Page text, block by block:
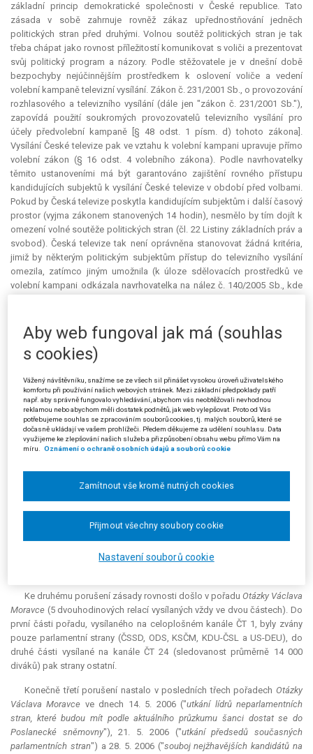
základní princip demokratické společnosti v České republice. Tato
zásada v sobě zahrnuje rovněž zákaz upřednostňování jedněch
politických stran před druhými. Volnou soutěž politických stran je tak
třeba chápat jako rovnost příležitostí komunikovat s voliči a prezentovat
svůj politický program a názory. Podle stěžovatele je v dnešní době
bezpochyby nejúčinnějším prostředkem k oslovení voliče a vedení
volební kampaně televizní vysílání. Zákon č. 231/2001 Sb., o provozování
rozhlasového a televizního vysílání (dále jen "zákon č. 231/2001 Sb."),
zapovídá použití soukromých provozovatelů televizního vysílání pro
účely předvolební kampaně [§ 48 odst. 1 písm. d) tohoto zákona].
Vysílání České televize pak ve vztahu k volební kampani upravuje přímo
volební zákon (§ 16 odst. 4 volebního zákona). Podle navrhovatelky
těmito ustanoveními má být garantováno zajištění rovného přístupu
kandidujících subjektů k vysílání České televize v období před volbami.
Pokud by Česká televize poskytla kandidujícím subjektům i další časový
prostor (vyjma zákonem stanovených 14 hodin), nesmělo by tím dojít k
omezení volné soutěže politických stran (čl. 22 Listiny základních práv a
svobod). Česká televize tak není oprávněna stanovovat žádná kritéria,
jimiž by některým politickým subjektům přístup do televizního vysílání
omezila, zatímco jiným umožnila (k úloze sdělovacích prostředků ve
volební kampani odkázala navrhovatelka na nález č. 140/2005 Sb., kde
pravidlo rovného přístupu).
Podle navrhovatelky Česká televize v rozporu s volebním zákonem
zvýhodnila některé kandidující subjekty (konkrétně ČSSD, ODS, KSČM a
KDU-ČSL) a toto porušení ovlivnilo výsledek voleb jako takových i
výsledek volby všech kandidátů. Česká televize sice doslova vyplnila §
16 odst. 4 volebního zákona (32 - 33 minut pro každou stranu), avšak
vedle toho poskytla - v rozporu se zásadou rovného přístupu - výše
uvedeným stranám další vysílací čas.
předvolební debaty (celkem 21 hodin; sledovanost až 496 000 diváků),
do kterého byli zváni pouze zástupci pěti politických stran. Česká
televize rozhodla, že přístup bude mít pouze pět subjektů s nejvyššími
mínění. Česká televize není orgánem státní správy, a není tedy nadána
pravomocí rozhodovat o právech a povinnostech jiných subjektů. Tímto
postupem došlo k nezákonnému zvýhodnění a růstu preferencí
Ke druhému porušení zásady rovnosti došlo v pořadu Otázky Václava
Moravce (5 dvouhodinových relací vysílaných vždy ve dvou částech). Do
první části pořadu, vysílaného na celoplošném kanále ČT 1, byly zvány
pouze parlamentní strany (ČSSD, ODS, KSČM, KDU-ČSL a US-DEU), do
druhé části vysílané na kanále ČT 24 (sledovanost průměrně 14 000
diváků) pak strany ostatní.
Konečně třetí porušení nastalo v posledních třech pořadech Otázky
Václava Moravce ve dnech 14. 5. 2006 ("utkání lídrů neparlamentních
stran, které budou mít podle aktuálního průzkumu šanci dostat se do
Poslanecké sněmovny"), 21. 5. 2006 ("utkání předsedů současných
parlamentních stran") a 28. 5. 2006 ("souboj nejžhavějších kandidátů na
Aby web fungoval jak má (souhlas
s cookies)
Vážený návštěvníku, snažíme se ze všech sil přinášet vysokou úroveň uživatelského
komfortu při používání našich webových stránek. Mezi základní předpoklady patří
např. aby správně fungovalo vyhledávání, abychom vás neobtěžovali nevhodnou
reklamou nebo abychom měli dostatek podnětů, jak web vylepšovat. Proto od Vás
potřebujeme souhlas se zpracováním souborů cookies, tj. malých souborů, které se
dočasně ukládají ve vašem prohlížeči. Předem děkujeme za udělení souhlasu. Data
využijeme ke zlepšování našich služeb a přizpůsobení obsahu webu přímo Vám na
míru. Oznámení o ochraně osobních údajů a souborů cookie
Nastavení souborů cookie
Zamítnout vše kromě nutných cookies
Přijmout všechny soubory cookie